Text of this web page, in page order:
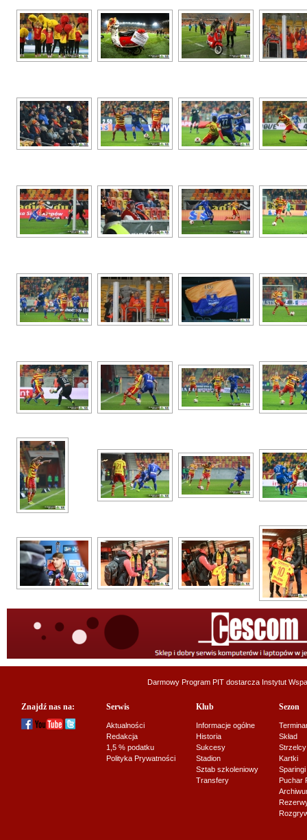
Darmowy Program PIT dostarcza Instytut
Znajdź nas na: Serwis
Aktualności
Redakcja
1,5 % podatku
Polityka Prywatności
Klub
Informacje ogólne
Historia
Sukcesy
Stadion
Sztab szkoleniowy
Transfery
Sezon
Skład
Strzelcy
Kartki
Sparingi
Puchar